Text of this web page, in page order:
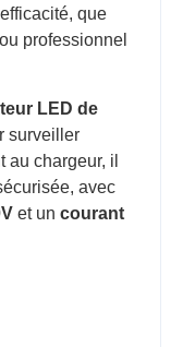
que
professionnel
LED de
surveiller
au chargeur, il
avec
et un courant